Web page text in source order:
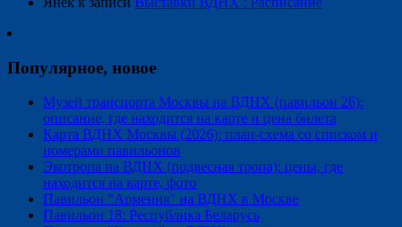
Популярное, новое
Музей транспорта Москвы на ВДНХ (павильон 26):
описание, где находится на карте и цена билета
Карта ВДНХ Москвы (2026): план-схема со списком и
номерами павильонов
Экотропа на ВДНХ (подвесная тропа): цены, где
находится на карте, фото
Павильон "Армения" на ВДНХ в Москве
Павильон 18: Республика Беларусь